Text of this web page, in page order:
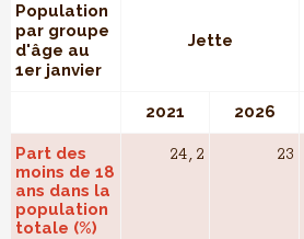
Population
par groupe
d'âge au
1er janvier
Jette
2021 2026
Part des
moins de 18
ans dans la
population
totale (%)
24,2 23